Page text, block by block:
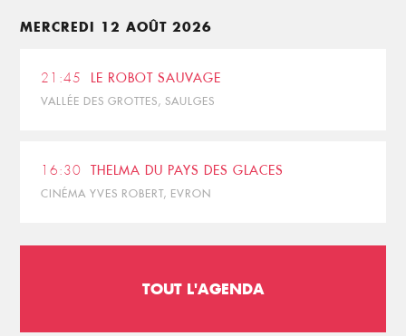
MERCREDI 12 AOÛT 2026
21:45 LE ROBOT SAUVAGE
VALLÉE DES GROTTES, SAULGES
16:30 THELMA DU PAYS DES GLACES
CINÉMA YVES ROBERT, EVRON
TOUT L'AGENDA